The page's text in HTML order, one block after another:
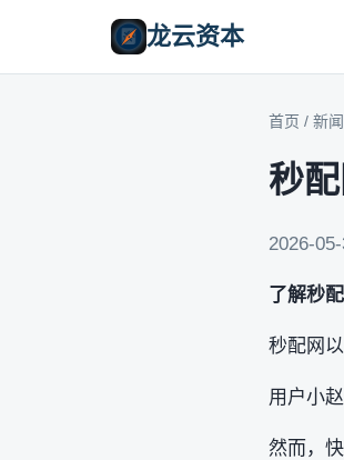
龙云资本
首页 / 新
秒
2026-
了解秒
秒配网
用户小
然而，